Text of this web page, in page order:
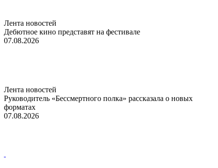
Лента новостей
Дебютное кино представят на фестивале
07.08.2026
Лента новостей
Руководитель «Бессмертного полка» рассказала о новых
форматах
07.08.2026